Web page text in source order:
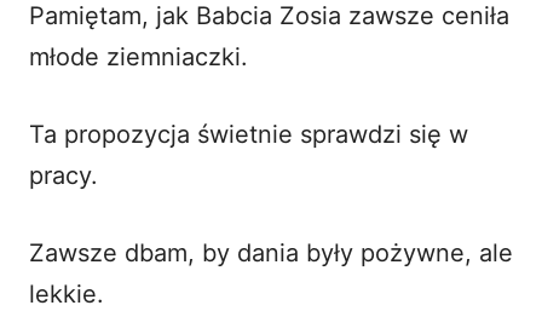
Pamiętam, jak Babcia Zosia zawsze ceniła
młode ziemniaczki.
Ta propozycja świetnie sprawdzi się w
pracy.
Zawsze dbam, by dania były pożywne, ale
lekkie.